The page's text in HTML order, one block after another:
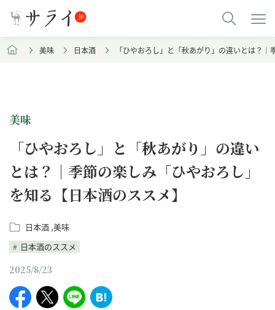
美味 日本酒 「ひやおろし」と「秋あがり」の違いとは？
美味
「ひやおろし」と「秋あがり」の違い
とは？｜季節の楽しみ「ひやおろし」
を知る【日本酒のススメ】
日本酒 美味
日本酒のススメ
2025/8/23